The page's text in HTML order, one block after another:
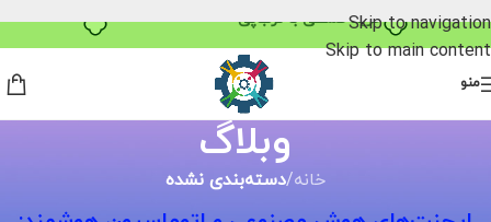
خرید قسطی با ترب‌پی
Skip to navigation
Skip to main content
منو
وبلاگ
خانه/دسته‌بندی نشده